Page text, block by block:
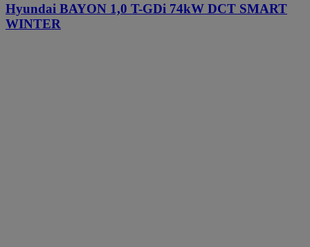
Hyundai BAYON 1,0 T-GDi 74kW DCT SMART
WINTER